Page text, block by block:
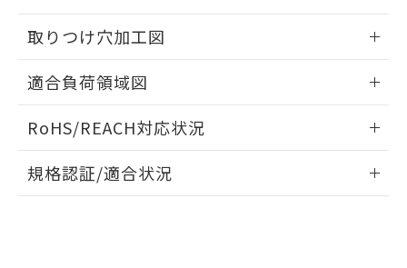
取りつけ穴加工図
適合負荷領域図
RoHS/REACH対応状況
EU RoHS 注意事項・凡例
規格認証/適合状況
マイパーツ機能（部品リスト作成サー
ビス）をご利用いただくには、I-Web
あります。
お客様が当ウェブサイト上で当社にご
登録された部品リストについて、当社
および当社の共同利用者が、当社の製
品・サービスに関するお客様との取
引・商談に必要な範囲で利用すること
をご了承ください。
月が前後することがあります。
※3 非含有証明書ダウンロード
下記の非含有証明書をダウンロードするこ
とができます。
EU RoHS指令（10物質）の非含有証明書
質が外部に漏えいし、環境に深刻な影響を
及ぼさない年数を意味します。
「－」：未確認です。当社販売部門へお問
い合わせください。
販売先および販売に係わる関係者が違
法に輸出するおそれがある場合は、取
り引きをいたしません。
合意する
空
白
受注生産機種、また在庫状況の
情報を公開していない機種